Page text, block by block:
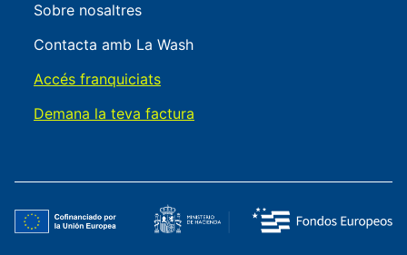
Sobre nosaltres
Contacta amb La Wash
Accés franquiciats
Demana la teva factura